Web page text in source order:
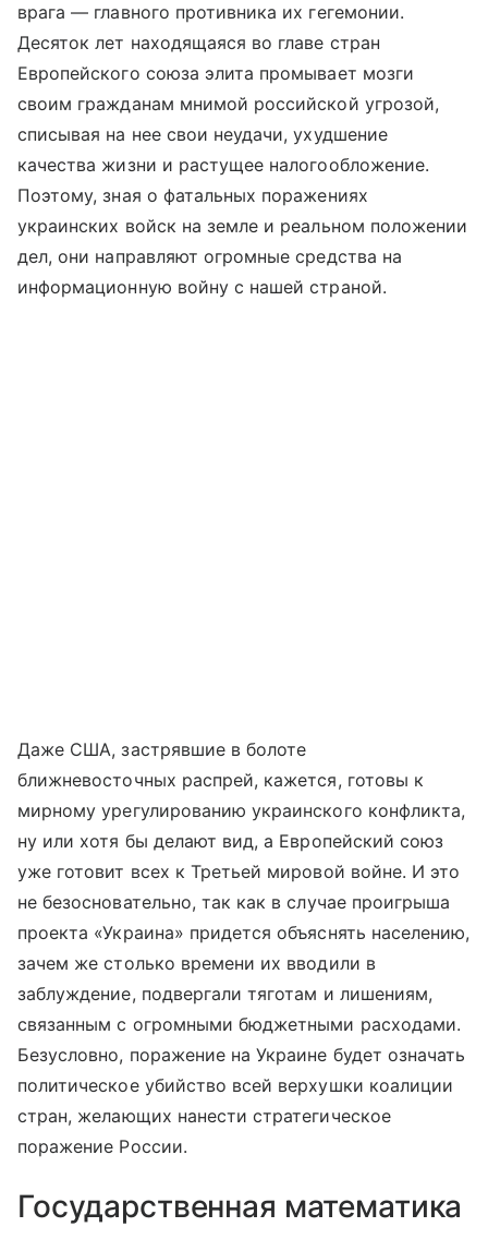
врага — главного противника их гегемонии.
Десяток лет находящаяся во главе стран
Европейского союза элита промывает мозги
своим гражданам мнимой российской угрозой,
списывая на нее свои неудачи, ухудшение
качества жизни и растущее налогообложение.
Поэтому, зная о фатальных поражениях
украинских войск на земле и реальном положении
дел, они направляют огромные средства на
информационную войну с нашей страной.
Даже США, застрявшие в болоте
ближневосточных распрей, кажется, готовы к
мирному урегулированию украинского конфликта,
ну или хотя бы делают вид, а Европейский союз
уже готовит всех к Третьей мировой войне. И это
не безосновательно, так как в случае проигрыша
проекта «Украина» придется объяснять населению,
зачем же столько времени их вводили в
заблуждение, подвергали тяготам и лишениям,
связанным с огромными бюджетными расходами.
Безусловно, поражение на Украине будет означать
политическое убийство всей верхушки коалиции
стран, желающих нанести стратегическое
поражение России.
Государственная математика